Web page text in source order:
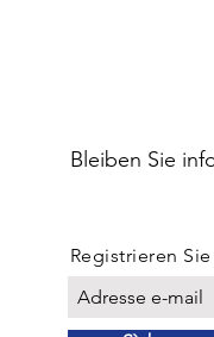
Bleiben Sie
Registrieren